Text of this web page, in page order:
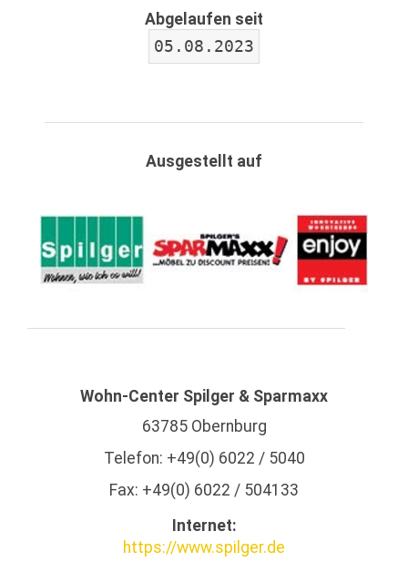
Abgelaufen seit
05.08.2023
Ausgestellt auf
Wohn-Center Spilger & Sparmaxx
63785Obernburg
Telefon: +49(0) 6022 / 5040
Fax: +49(0) 6022 / 504133
Internet:
https://www.spilger.de